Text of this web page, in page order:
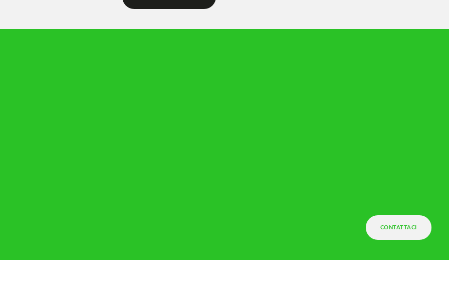
CONTATTACI